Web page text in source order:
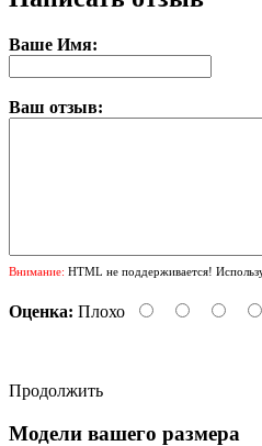
Ваше Имя:
Ваш отзыв:
Внимание: HTML не поддерживается!
Оценка: Плохо
Продолжить
Модели вашего размера